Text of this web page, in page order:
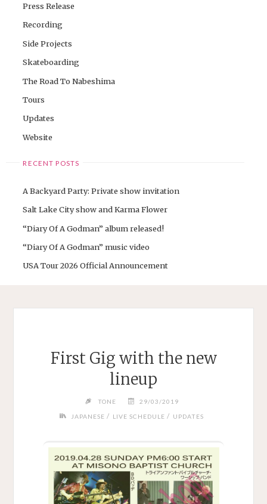
Press Release
Recording
Side Projects
Skateboarding
The Road To Nabeshima
Tours
Updates
Website
RECENT POSTS
A Backyard Party: Private show invitation
Salt Lake City show and Karma Flower
“Diary Of A Godman” album released!
“Diary Of A Godman” music video
USA Tour 2026 Official Announcement
First Gig with the new
lineup
TONE 29/03/2019
JAPANESE / LIVE SCHEDULE / UPDATES